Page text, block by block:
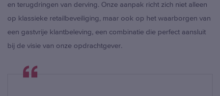
en terugdringen van derving. Onze aanpak richt zich niet alleen
op klassieke retailbeveiliging, maar ook op het waarborgen van
een gastvrije klantbeleving, een combinatie die perfect aansluit
bij de visie van onze opdrachtgever.